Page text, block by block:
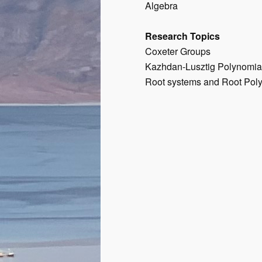
Algebra
Research Topics
Coxeter Groups
Kazhdan-Lusztig
Root systems and Root